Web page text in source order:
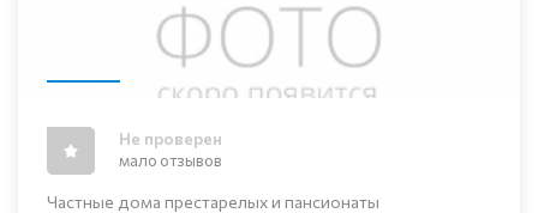
Частные дома престарелых и пансионаты
Не проверен
мало отзывов